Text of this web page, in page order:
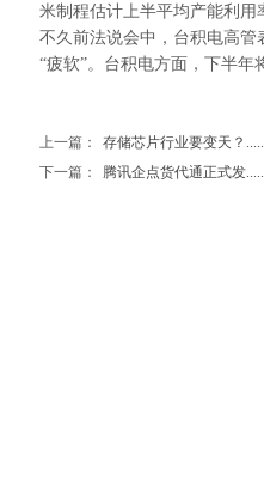
米制程估计上半平均产能利用
不久前法说会中，台积电高管
“疲软”。台积电方面，下半
上一篇：
存储芯片行业要变天？
下一篇：
腾讯企点货代通正式发